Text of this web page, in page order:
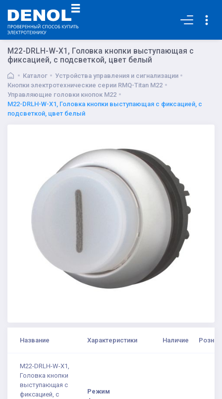
M22-DRLH-W-X1, Головка кнопки выступающая с
фиксацией, с подсветкой, цвет белый
Каталог
Устройства управления и сигнализации
Кнопки электротехнические серии RMQ-Titan M22
Управляющие головки кнопок M22
M22-DRLH-W-X1, Головка кнопки выступающая с фиксацией, с
подсветкой, цвет белый
Название Характеристики Наличие
M22-DRLH-W-X1,
Головка кнопки
выступающая с
фиксацией, с
Режим